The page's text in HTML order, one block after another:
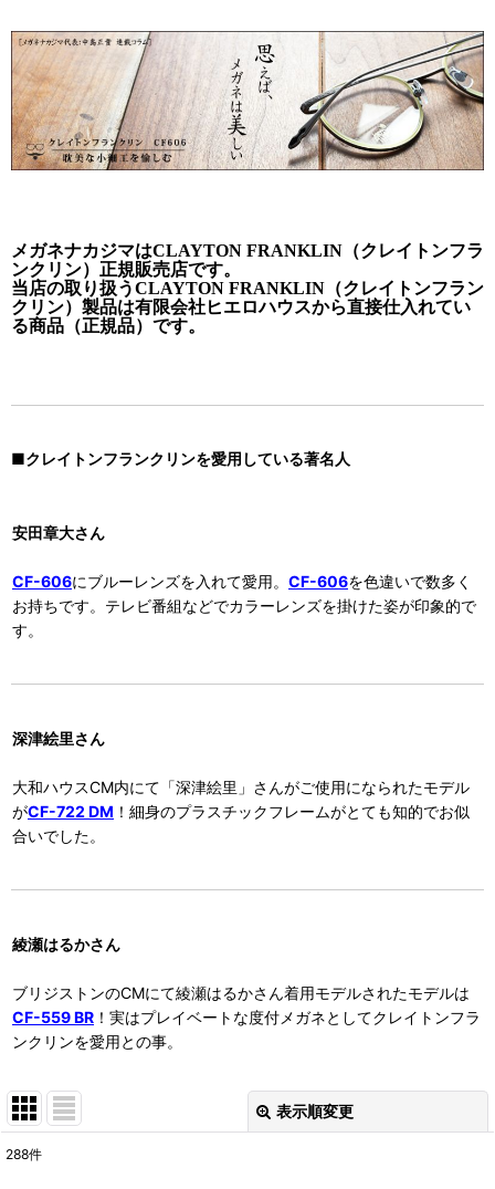
メガネナカジマはCLAYTON FRANKLIN（クレイトンフラ
ンクリン）正規販売店です。
当店の取り扱うCLAYTON FRANKLIN（クレイトンフラン
クリン）製品は有限会社ヒエロハウスから直接仕入れてい
る商品（正規品）です。
■クレイトンフランクリンを愛用している著名人
安田章大さん
CF-606にブルーレンズを入れて愛用。 CF-606を色違いで数多く
お持ちです。テレビ番組などでカラーレンズを掛けた姿が印象的で
す。
深津絵里さん
大和ハウスCM内にて「深津絵里」さんがご使用になられたモデル
がCF-722 DM ！細身のプラスチックフレームがとても知的でお似
合いでした。
綾瀬はるかさん
ブリジストンのCMにて綾瀬はるかさん着用モデルされたモデルは
CF-559 BR ！実はプレイベートな度付メガネとしてクレイトンフラ
ンクリンを愛用との事。
表示順変更
288件